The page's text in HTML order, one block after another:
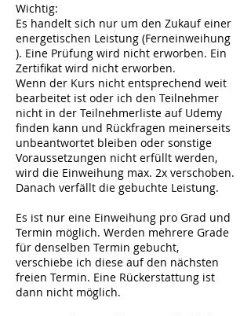
Wichtig:
Es handelt sich nur um den Zukauf einer
energetischen Leistung (Ferneinweihung
). Eine Prüfung wird nicht erworben. Ein
Zertifikat wird nicht erworben.
Wenn der Kurs nicht entsprechend weit
bearbeitet ist oder ich den Teilnehmer
nicht in der Teilnehmerliste auf Udemy
finden kann und Rückfragen meinerseits
unbeantwortet bleiben oder sonstige
Voraussetzungen nicht erfüllt werden,
wird die Einweihung max. 2x verschoben.
Danach verfällt die gebuchte Leistung.
Es ist nur eine Einweihung pro Grad und
Termin möglich. Werden mehrere Grade
für denselben Termin gebucht,
verschiebe ich diese auf den nächsten
freien Termin. Eine Rückerstattung ist
dann nicht möglich.